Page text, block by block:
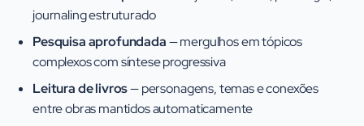
journaling estruturado
Pesquisa aprofundada— mergulhos em tópicos
complexos com síntese progressiva
Leitura de livros— personagens, temas e conexões
entre obras mantidos automaticamente